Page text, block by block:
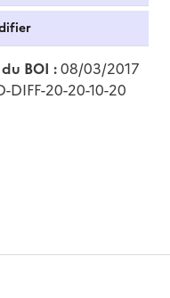
BOI :08/03/2017
DIFF-20-20-10-20
pdf
LinkedIn